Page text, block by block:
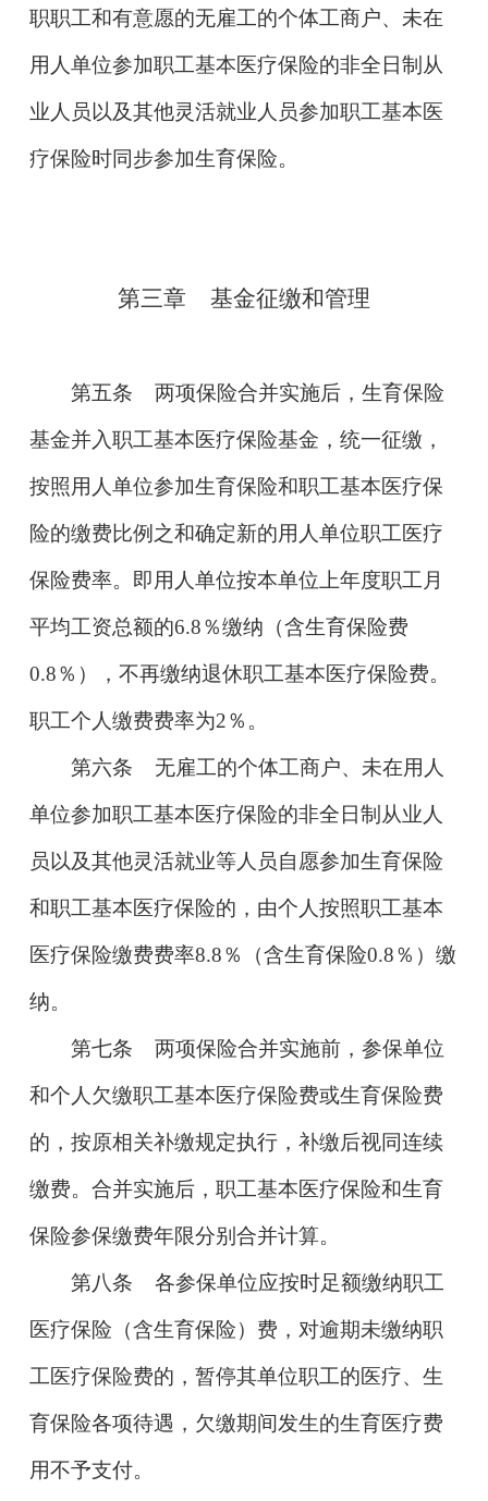
职职工和有意愿的无雇工的个体工商户、未在
用人单位参加职工基本医疗保险的非全日制从
业人员以及其他灵活就业人员参加职工基本医
疗保险时同步参加生育保险。
第三章 基金征缴和管理
第五条 两项保险合并实施后，生育保险
基金并入职工基本医疗保险基金，统一征缴，
按照用人单位参加生育保险和职工基本医疗保
险的缴费比例之和确定新的用人单位职工医疗
保险费率。即用人单位按本单位上年度职工月
平均工资总额的6.8％缴纳（含生育保险费
0.8％），不再缴纳退休职工基本医疗保险费。
职工个人缴费费率为2％。
第六条 无雇工的个体工商户、未在用人
单位参加职工基本医疗保险的非全日制从业人
员以及其他灵活就业等人员自愿参加生育保险
和职工基本医疗保险的，由个人按照职工基本
医疗保险缴费费率8.8％ （含生育保险0.8％）缴
纳。
第七条 两项保险合并实施前，参保单位
和个人欠缴职工基本医疗保险费或生育保险费
的，按原相关补缴规定执行，补缴后视同连续
缴费。合并实施后，职工基本医疗保险和生育
保险参保缴费年限分别合并计算。
第八条 各参保单位应按时足额缴纳职工
医疗保险 （含生育保险）费，对逾期未缴纳职
工医疗保险费的，暂停其单位职工的医疗、生
育保险各项待遇，欠缴期间发生的生育医疗费
用不予支付。